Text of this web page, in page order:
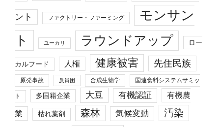
ント ファクトリー・ファーミング
モンサン
ト
ユーカリ ラウンドアップ ロー
カルフード 人権 健康被害 先住民族
原発事故 反貧困 合成生物学 国連食料システムサミッ
ト 多国籍企業 大豆 有機認証 有機農
業 枯れ葉剤 森林 気候変動 汚染